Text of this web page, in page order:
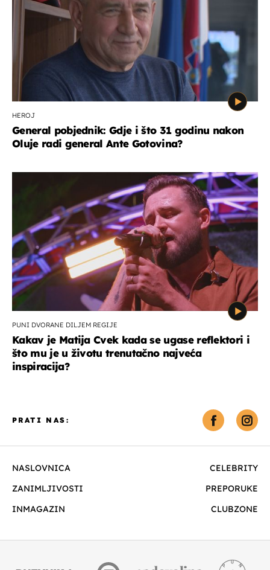
HEROJ
General pobjednik: Gdje i što 31 godinu nakon
Oluje radi general Ante Gotovina?
PUNI DVORANE DILJEM REGIJE
Kakav je Matija Cvek kada se ugase reflektori i
što mu je u životu trenutačno najveća
inspiracija?
NASLOVNICA
CELEBRITY
ZANIMLJIVOSTI
PREPORUKE
INMAGAZIN
CLUBZONE
PRATI NAS: